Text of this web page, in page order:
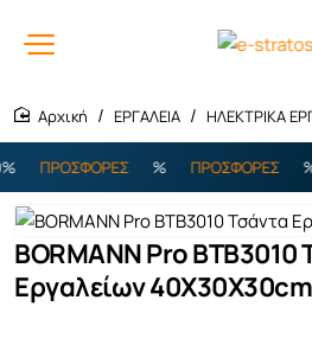
ΕΡΓΑΛΕΙΑ ΗΛΕΚΤΡΙΚΑ
ΠΡΟΣΦΟΡΕΣ ΠΡΟΣΦΟΡΕΣ
BORMANN Pro BTB3010
Εργαλείων 40X30X30cm